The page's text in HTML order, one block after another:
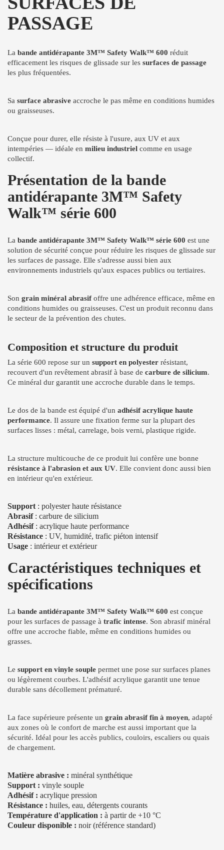
PASSAGE
La bande antidérapante 3M™ Safety Walk™ 600 réduit
efficacement les risques de glissade sur les surfaces de passage
les plus fréquentées.
Sa surface abrasive accroche le pas même en conditions humides
ou graisseuses.
Conçue pour durer, elle résiste à l'usure, aux UV et aux
intempéries — idéale en milieu industriel comme en usage
collectif.
Présentation de la bande
antidérapante 3M™ Safety
Walk™ série 600
La bande antidérapante 3M™ Safety Walk™ série 600 est une
solution de sécurité conçue pour réduire les risques de glissade sur
les surfaces de passage. Elle s'adresse aussi bien aux
environnements industriels qu'aux espaces publics ou tertiaires.
Son grain minéral abrasifoffre une adhérence efficace, même en
conditions humides ou graisseuses. C'est un produit reconnu dans
le secteur de la prévention des chutes.
Composition et structure du produit
La série 600 repose sur un support en polyester résistant,
recouvert d'un revêtement abrasif à base de carbure de silicium.
Ce minéral dur garantit une accroche durable dans le temps.
Le dos de la bande est équipé d'un adhésif acrylique haute
performance. Il assure une fixation ferme sur la plupart des
surfaces lisses : métal, carrelage, bois verni, plastique rigide.
La structure multicouche de ce produit lui confère une bonne
résistance à l'abrasion et aux UV. Elle convient donc aussi bien
en intérieur qu'en extérieur.
Support : polyester haute résistance
Abrasif: carbure de silicium
Adhésif: acrylique haute performance
Résistance : UV, humidité, trafic piéton intensif
Usage : intérieur et extérieur
Caractéristiques techniques et
spécifications
La bande antidérapante 3M™ Safety Walk™ 600 est conçue
pour les surfaces de passage à trafic intense. Son abrasif minéral
offre une accroche fiable, même en conditions humides ou
grasses.
Le support en vinyle souple permet une pose sur surfaces planes
ou légèrement courbes. L'adhésif acrylique garantit une tenue
durable sans décollement prématuré.
La face supérieure présente un grain abrasif fin à moyen, adapté
aux zones où le confort de marche est aussi important que la
sécurité. Idéal pour les accès publics, couloirs, escaliers ou quais
de chargement.
Matière abrasive : minéral synthétique
Support : vinyle souple
Adhésif : acrylique pression
Résistance : huiles, eau, détergents courants
Température d'application : à partir de +10 °C
Couleur disponible : noir (référence standard)